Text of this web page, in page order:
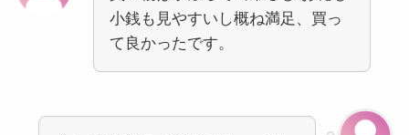
小銭も見やすいし概ね満足、買っ
て良かったです。